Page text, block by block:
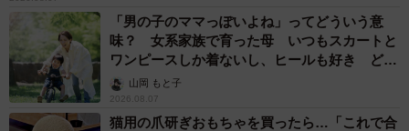
「男の子のママっぽいよね」ってどういう意
味？ 女系家族で育った母 いつもスカートと
ワンピースしか着ないし、ヒールも好き どの
へんが…
山岡 もと子
2026.08.07
猫用の爪研ぎおもちゃを買ったら…「これで合